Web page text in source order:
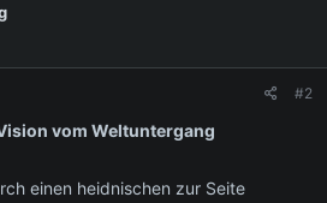
#2
vom Weltuntergang
einen heidnischen zur Seite